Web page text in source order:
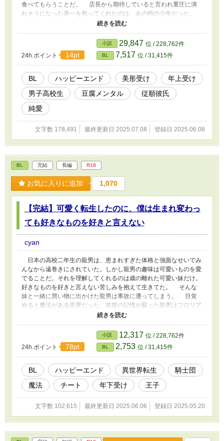
食べてもらうことだ。 店長から期待していると言われ重圧に潰
れそうになった恭一を救ってくれたのは、あの時の少年だった。
・他サイトにも掲載中です ・進展遅め ・SMシーンはありませんが
精神的主従関係あり ・現代日本設定 ・脇CPあり ・軽いシリアスあ
り ・15〜20万字くらいになる予定
24h.ポイント 14pt
小説 29,847 位 / 228,762件
BL 7,517 位 / 31,415件
BL ハッピーエンド 美形受け
年上受け
男子高校生
豆腐メンタル
従順彼氏
純愛
文字数 178,491 最終更新日 2025.07.08 登録日 2025.06.08
BL 完結 長編 R18
お気に入りに追加 1,070
【完結】可愛く転生したのに、僕は生まれ変わっ
ても好きなものを好きと言えない
cyan
日本の高校二年生の龍男は、恵まれすぎた体格と強面なせいでみ
んなから遠巻きにされていた。しかし龍男の趣味は可愛いものを愛
でることだ。それを理解してくれるのは歳の離れた可愛い妹だけ。
好きなものを好きと言えない苦しみを抱えて生きてた。 そんな
妹と一緒に買い物に出かけた龍男は事故に遭ってしまう。 目覚
めると魔法がある世界だった。前世の記憶が蘇った龍男はフロリア
ンとして生きていくことに。 可愛く転生した今世では、可愛い
に入れられ、騎士団長の王子様からは「俺のものになれ」と迫られ
てしまう。 ・じれじれ展開あり ・軽いシリアスあり ・軽い変態注
意 ・他サイトにも掲載中
24h.ポイント 78pt
小説 12,317 位 / 228,762件
BL 2,753 位 / 31,415件
BL ハッピーエンド 異世界転生
騎士団
魔法
チート 年下受け 王子
文字数 102,615 最終更新日 2025.06.06 登録日 2025.05.20